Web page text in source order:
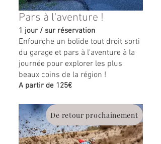
Pars à l'aventure !
1 jour / sur réservation
Enfourche un bolide tout droit sorti
du garage et pars à l'aventure à la
journée pour explorer les plus
beaux coins de la région !
A partir de 125€
De retour prochainement